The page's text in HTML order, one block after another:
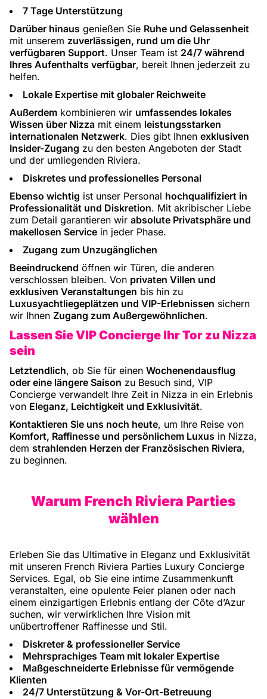
7 Tage Unterstützung
Darüber hinaus genießen Sie Ruhe und Gelassenheit
mit unserem zuverlässigen, rund um die Uhr
verfügbaren Support. Unser Team ist 24/7 während
Ihres Aufenthalts verfügbar, bereit Ihnen jederzeit zu
helfen.
Lokale Expertise mit globaler Reichweite
Außerdem kombinieren wir umfassendes lokales
Wissen über Nizza mit einem leistungsstarken
internationalen Netzwerk. Dies gibt Ihnen exklusiven
Insider-Zugang zu den besten Angeboten der Stadt
und der umliegenden Riviera.
Diskretes und professionelles Personal
Ebenso wichtig ist unser Personal hochqualifiziert in
Professionalität und Diskretion. Mit akribischer Liebe
zum Detail garantieren wir absolute Privatsphäre und
makellosen Service in jeder Phase.
Zugang zum Unzugänglichen
Beeindruckend öffnen wir Türen, die anderen
verschlossen bleiben. Von privaten Villen und
exklusiven Veranstaltungen bis hin zu
Luxusyachtliegeplätzen und VIP-Erlebnissen sichern
wir Ihnen Zugang zum Außergewöhnlichen.
Lassen Sie VIP Concierge Ihr Tor zu Nizza
sein
Letztendlich, ob Sie für einen Wochenendausflug
oder eine längere Saison zu Besuch sind, VIP
Concierge verwandelt Ihre Zeit in Nizza in ein Erlebnis
von Eleganz, Leichtigkeit und Exklusivität.
Kontaktieren Sie uns noch heute, um Ihre Reise von
Komfort, Raffinesse und persönlichem Luxus in Nizza,
dem strahlenden Herzen der Französischen Riviera,
zu beginnen.
Warum French Riviera Parties
wählen
Erleben Sie das Ultimative in Eleganz und Exklusivität
mit unseren French Riviera Parties Luxury Concierge
Services. Egal, ob Sie eine intime Zusammenkunft
veranstalten, eine opulente Feier planen oder nach
einem einzigartigen Erlebnis entlang der Côte d’Azur
suchen, wir verwirklichen Ihre Vision mit
unübertroffener Raffinesse und Stil.
Diskreter & professioneller Service
Mehrsprachiges Team mit lokaler Expertise
Maßgeschneiderte Erlebnisse für vermögende
Klienten
24/7 Unterstützung & Vor-Ort-Betreuung